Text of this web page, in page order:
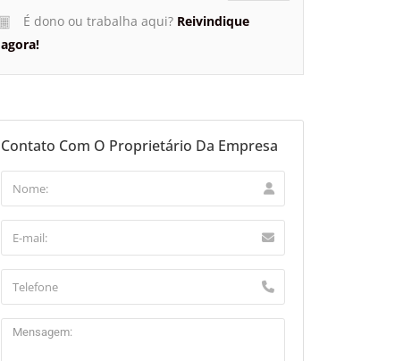
É dono ou trabalha aqui? Reivindique
agora!
Contato Com O Proprietário Da Empresa